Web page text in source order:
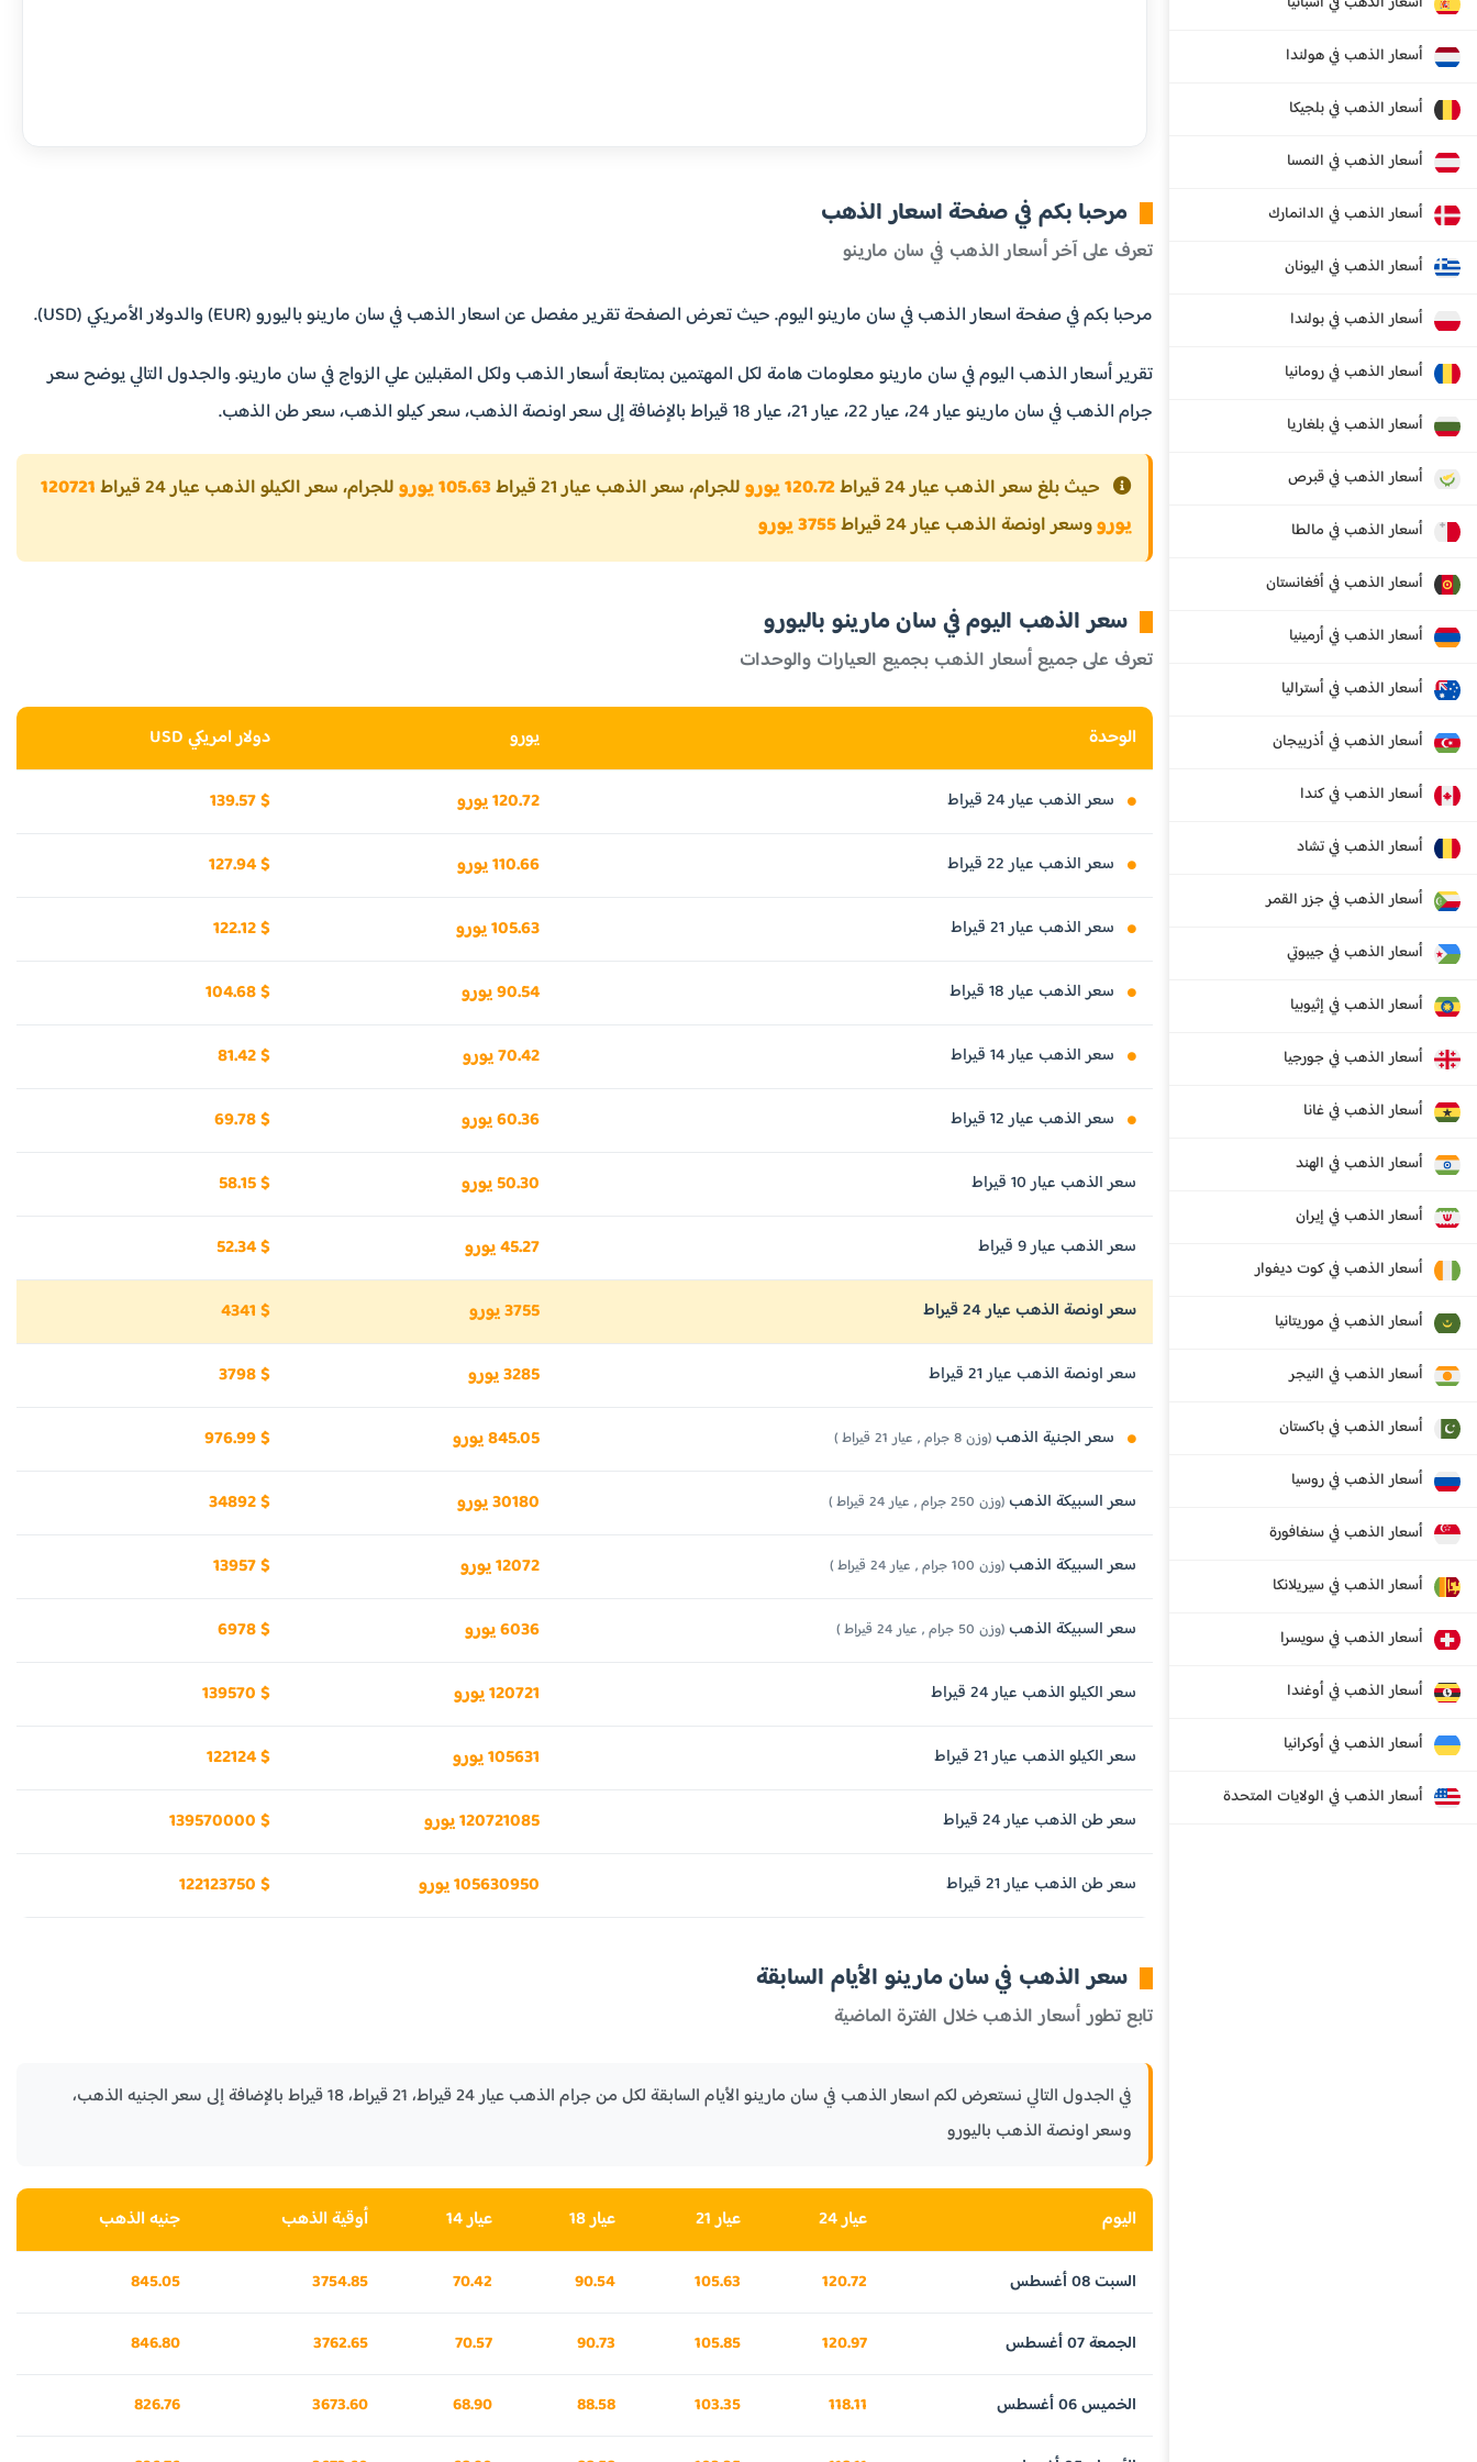
أسعار الذهب في هولندا
أسعار الذهب في بلجيكا
أسعار الذهب في النمسا
أسعار الذهب في الدانمارك
أسعار الذهب في اليونان
أسعار الذهب في بولندا
أسعار الذهب في رومانيا
أسعار الذهب في بلغاريا
أسعار الذهب في قبرص
أسعار الذهب في مالطا
أسعار الذهب في أفغانستان
أسعار الذهب في أرمينيا
أسعار الذهب في أستراليا
أسعار الذهب في أذربيجان
أسعار الذهب في كندا
أسعار الذهب في تشاد
أسعار الذهب في جزر القمر
أسعار الذهب في جيبوتي
أسعار الذهب في إثيوبيا
أسعار الذهب في جورجيا
أسعار الذهب في غانا
أسعار الذهب في الهند
أسعار الذهب في إيران
أسعار الذهب في كوت ديفوار
أسعار الذهب في موريتانيا
أسعار الذهب في النيجر
أسعار الذهب في باكستان
أسعار الذهب في روسيا
أسعار الذهب في سنغافورة
أسعار الذهب في سيريلانكا
أسعار الذهب في سويسرا
أسعار الذهب في أوغندا
أسعار الذهب في أوكرانيا
أسعار الذهب في الولايات المتحدة
مرحبا بكم في صفحة اسعار الذهب
تعرف على آخر أسعار الذهب في سان مارينو
مرحبا بكم في صفحة اسعار الذهب في سان مارينو اليوم. حيث تعرض الصفحة تقرير مفصل عن اسعار الذهب في سان مارينو باليورو (EUR) والدولار الأمريكي (USD).
تقرير أسعار الذهب اليوم في سان مارينو معلومات هامة لكل المهتمين بمتابعة أسعار الذهب ولكل المقبلين علي الزواج في سان مارينو. والجدول التالي يوضح سعر
جرام الذهب في سان مارينو عيار 24، عيار 22، عيار 21، عيار 18 قيراط بالإضافة إلى سعر اونصة الذهب، سعر كيلو الذهب، سعر طن الذهب.
حيث بلغ سعر الذهب عيار 24 قيراط 120.72 يورو للجرام، سعر الذهب عيار 21 قيراط 105.63 يورو للجرام، سعر الكيلو الذهب عيار 24 قيراط
120721
يورووسعر اونصة الذهب عيار 24 قيراط 3755 يورو
سعر الذهب اليوم في سان مارينو باليورو
تعرف على جميع أسعار الذهب بجميع العيارات والوحدات
الوحدة يورو دولار امريكي USD
سعر الذهب عيار 24 قيراط 120.72 يورو 139.57 $
سعر الذهب عيار 22 قيراط 110.66 يورو 127.94 $
سعر الذهب عيار 21 قيراط 105.63 يورو 122.12 $
سعر الذهب عيار 18 قيراط 90.54 يورو 104.68 $
سعر الذهب عيار 14 قيراط 70.42 يورو 81.42 $
سعر الذهب عيار 12 قيراط 60.36 يورو 69.78 $
سعر الذهب عيار 10 قيراط 50.30 يورو 58.15 $
سعر الذهب عيار 9 قيراط 45.27 يورو 52.34 $
سعر اونصة الذهب عيار 24 قيراط 3755 يورو 4341 $
سعر اونصة الذهب عيار 21 قيراط 3285 يورو 3798 $
سعر الجنية الذهب (وزن 8 جرام , عيار 21 قيراط ) 845.05 يورو 976.99 $
سعر السبيكة الذهب (وزن 250 جرام , عيار 24 قيراط ) 30180 يورو 34892 $
سعر السبيكة الذهب (وزن 100 جرام , عيار 24 قيراط ) 12072 يورو 13957 $
سعر السبيكة الذهب (وزن 50 جرام , عيار 24 قيراط ) 6036 يورو 6978 $
سعر الكيلو الذهب عيار 24 قيراط 120721 يورو 139570 $
سعر الكيلو الذهب عيار 21 قيراط 105631 يورو 122124 $
سعر طن الذهب عيار 24 قيراط 120721085 يورو 139570000 $
سعر طن الذهب عيار 21 قيراط 105630950 يورو 122123750 $
سعر الذهب في سان مارينو الأيام السابقة
تابع تطور أسعار الذهب خلال الفترة الماضية
في الجدول التالي نستعرض لكم اسعار الذهب في سان مارينو الأيام السابقة لكل من جرام الذهب عيار 24 قيراط، 21 قيراط، 18 قيراط بالإضافة إلى سعر الجنيه الذهب،
وسعر اونصة الذهب باليورو
اليوم عيار 24 عيار 21 عيار 18 عيار 14 أوقية الذهب جنيه الذهب
السبت 08 أغسطس 120.72
105.63
90.54
70.42
3754.85
845.05
الجمعة 07 أغسطس 120.97
105.85
90.73
70.57
3762.65
846.80
الخميس 06 أغسطس 118.11
103.35
88.58
68.90
3673.60
826.76